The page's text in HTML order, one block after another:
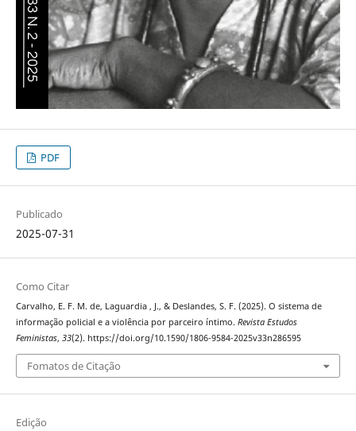
PDF
Publicado
2025-07-31
Como Citar
Carvalho, E. F. M. de, Laguardia , J., & Deslandes, S. F. (2025). O sistema de
informação policial e a violência por parceiro íntimo. Revista Estudos
Feministas, 33(2). https://doi.org/10.1590/1806-9584-2025v33n286595
Fomatos de Citação
Edição